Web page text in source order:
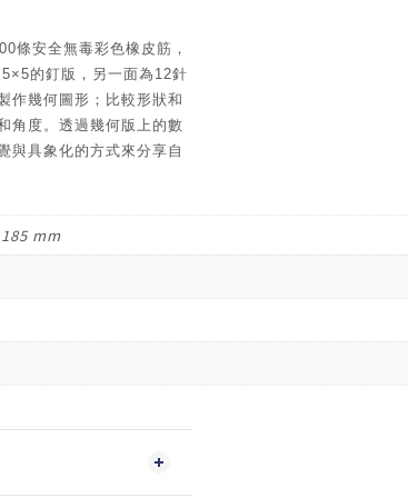
條安全無毒彩色橡皮筋，
的釘版，另一面為12針
作幾何圖形；比較形狀和
角度。透過幾何版上的數
與具象化的方式來分享自
mm